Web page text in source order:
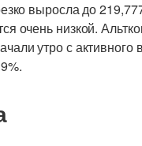
выросла до
очень низкой.
утро с активного